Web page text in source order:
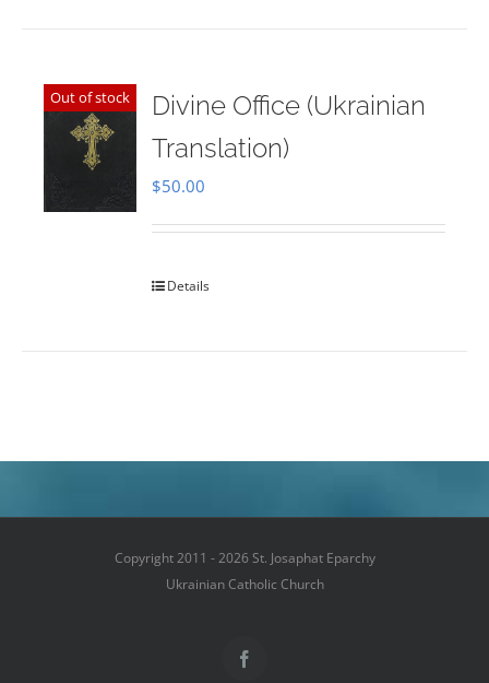
Out of stock
Divine Office (Ukrainian
Translation)
$50.00
Details
Copyright 2011 - 2026 St. Josaphat Eparchy
Ukrainian Catholic Church
Facebook